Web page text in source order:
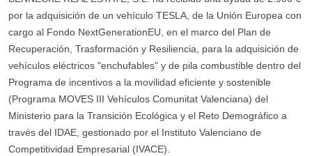
por la adquisición de un vehículo TESLA, de la Unión Europea con
cargo al Fondo NextGenerationEU, en el marco del Plan de
Recuperación, Trasformación y Resiliencia, para la adquisición de
vehículos eléctricos "enchufables" y de pila combustible dentro del
Programa de incentivos a la movilidad eficiente y sostenible
(Programa MOVES III Vehículos Comunitat Valenciana) del
Ministerio para la Transición Ecológica y el Reto Demográfico a
través del IDAE, gestionado por el Instituto Valenciano de
Competitividad Empresarial (IVACE).